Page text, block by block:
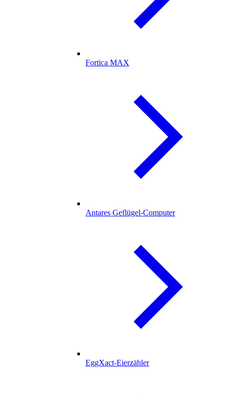
Fortica MAX
Antares Geflügel-Computer
EggXact-Eierzähler